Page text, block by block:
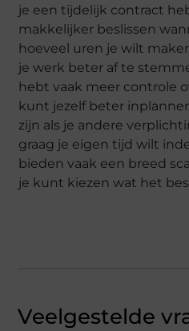
je een tijdelijk contract
makkelijker beslissen
hoeveel uren je wilt
je werk beter af te
hebt vaak meer controle
kunt jezelf beter
zijn als je andere
graag je eigen tijd wilt
bieden vaak een breed
je kunt kiezen wat het
Veelgestelde